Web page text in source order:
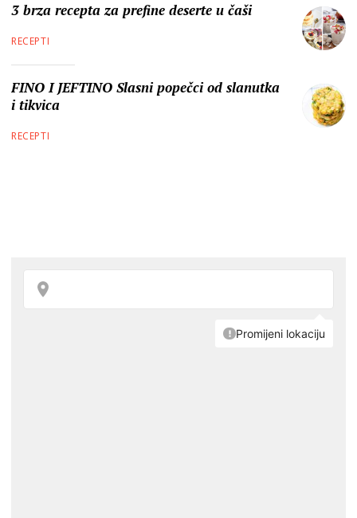
3 brza recepta za prefine deserte u čaši
RECEPTI
FINO I JEFTINO Slasni popečci od slanutka
i tikvica
RECEPTI